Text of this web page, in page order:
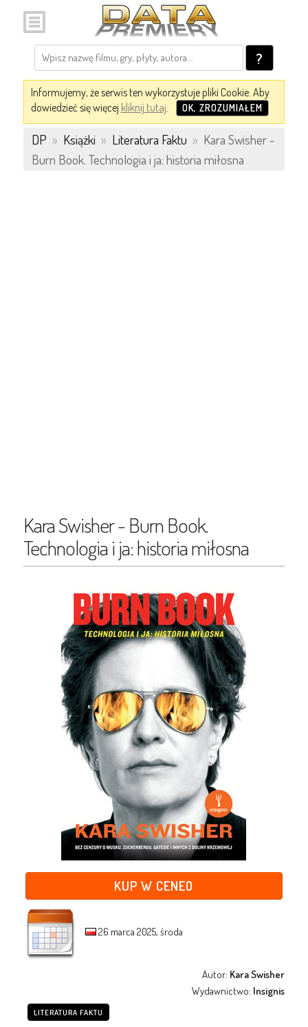
?
Informujemy, że serwis ten wykorzystuje pliki Cookie. Aby
dowiedzieć się więcej kliknij tutaj. OK, ZROZUMIAŁEM
DP » Książki » Literatura Faktu » Kara Swisher -
Burn Book. Technologia i ja: historia miłosna
Kara Swisher - Burn Book.
Technologia i ja: historia miłosna
KUP W CENEO
26 marca 2025, środa
Autor: Kara Swisher
Wydawnictwo: Insignis
LITERATURA FAKTU